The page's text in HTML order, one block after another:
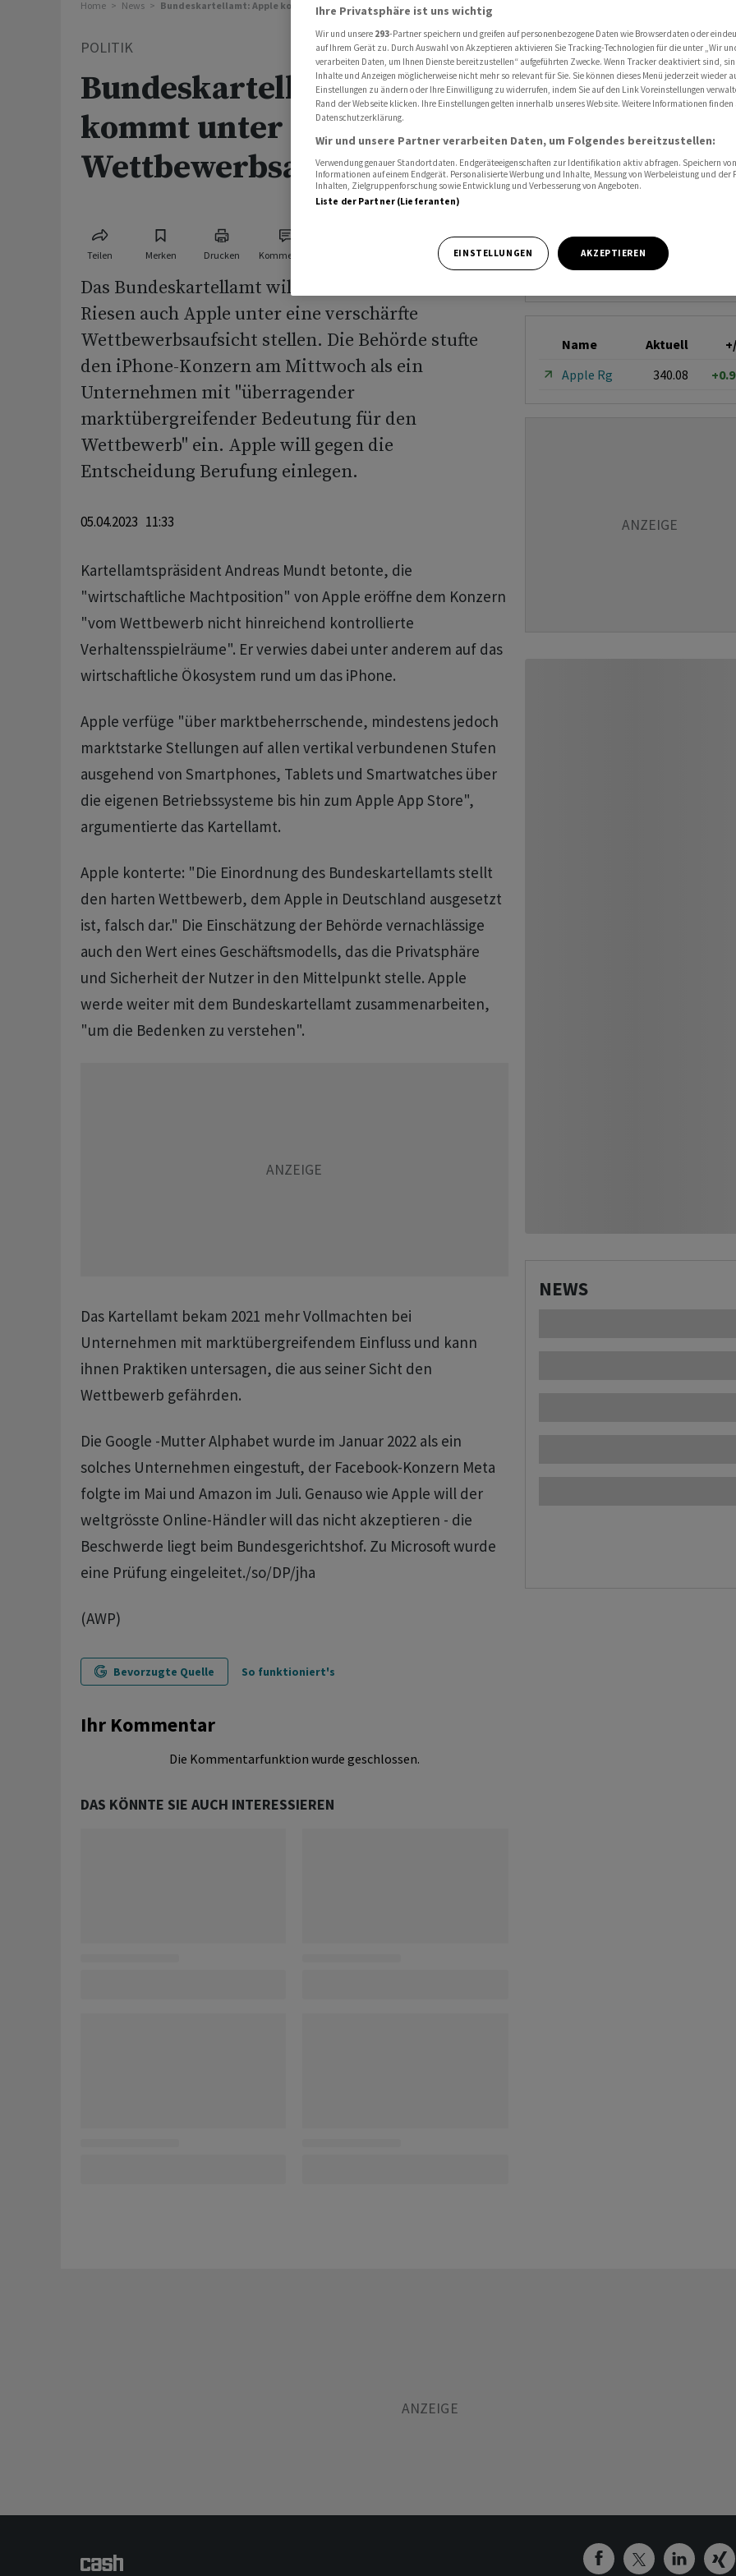
Home News Bundeskartellamt: Apple kommt unter verschärfte Wettbewerbsaufsicht
POLITIK
Bundeskartellamt: Apple
kommt unter verschärfte
Wettbewerbsaufsicht
Teilen Merken Drucken Kommentare
Das Bundeskartellamt will nach anderen Tech-
Riesen auch Apple unter eine verschärfte
Wettbewerbsaufsicht stellen. Die Behörde stufte
den iPhone-Konzern am Mittwoch als ein
Unternehmen mit "überragender
marktübergreifender Bedeutung für den
Wettbewerb" ein. Apple will gegen die
Entscheidung Berufung einlegen.
05.04.2023 11:33
Kartellamtspräsident Andreas Mundt betonte, die
"wirtschaftliche Machtposition" von Apple eröffne dem Konzern
"vom Wettbewerb nicht hinreichend kontrollierte
Verhaltensspielräume". Er verwies dabei unter anderem auf das
wirtschaftliche Ökosystem rund um das iPhone.
Apple verfüge "über marktbeherrschende, mindestens jedoch
marktstarke Stellungen auf allen vertikal verbundenen Stufen
ausgehend von Smartphones, Tablets und Smartwatches über
die eigenen Betriebssysteme bis hin zum Apple App Store",
argumentierte das Kartellamt.
Apple konterte: "Die Einordnung des Bundeskartellamts stellt
den harten Wettbewerb, dem Apple in Deutschland ausgesetzt
ist, falsch dar." Die Einschätzung der Behörde vernachlässige
auch den Wert eines Geschäftsmodells, das die Privatsphäre
und Sicherheit der Nutzer in den Mittelpunkt stelle. Apple
werde weiter mit dem Bundeskartellamt zusammenarbeiten,
"um die Bedenken zu verstehen".
Das Kartellamt bekam 2021 mehr Vollmachten bei
Unternehmen mit marktübergreifendem Einfluss und kann
ihnen Praktiken untersagen, die aus seiner Sicht den
Wettbewerb gefährden.
Die Google -Mutter Alphabet wurde im Januar 2022 als ein
solches Unternehmen eingestuft, der Facebook-Konzern Meta
folgte im Mai und Amazon im Juli. Genauso wie Apple will der
weltgrösste Online-Händler will das nicht akzeptieren - die
Beschwerde liegt beim Bundesgerichtshof. Zu Microsoft wurde
eine Prüfung eingeleitet./so/DP/jha
(AWP)
Bevorzugte Quelle So funktioniert's
Ihr Kommentar
Die Kommentarfunktion wurde geschlossen.
DAS KÖNNTE SIE AUCH INTERESSIEREN
APPLE
Name Aktuell
Apple Rg
340.08
NEWS
Ihre Privatsphäre ist uns wichtig
Wir und unsere 293-Partner speichern und greifen auf personenbezogene Daten wie Browserdaten oder
auf Ihrem Gerät zu. Durch Auswahl von Akzeptieren aktivieren Sie Tracking-Technologien für die unter „Wir
verarbeiten Daten, um Ihnen Dienste bereitzustellen“ aufgeführten Zwecke. Wenn Tracker deaktiviert sind,
Inhalte und Anzeigen möglicherweise nicht mehr so relevant für Sie. Sie können dieses Menü jederzeit wieder
Einstellungen zu ändern oder Ihre Einwilligung zu widerrufen, indem Sie auf den Link Voreinstellungen
Rand der Webseite klicken. Ihre Einstellungen gelten innerhalb unseres Website. Weitere Informationen finden
Datenschutzerklärung.
Wir und unsere Partner verarbeiten Daten, um Folgendes bereitzustellen:
Verwendung genauer Standortdaten. Endgeräteeigenschaften zur Identifikation aktiv abfragen. Speichern
Informationen auf einem Endgerät. Personalisierte Werbung und Inhalte, Messung von Werbeleistung und der
Inhalten, Zielgruppenforschung sowie Entwicklung und Verbesserung von Angeboten.
Liste der Partner (Lieferanten)
EINSTELLUNGEN AKZEPTIEREN